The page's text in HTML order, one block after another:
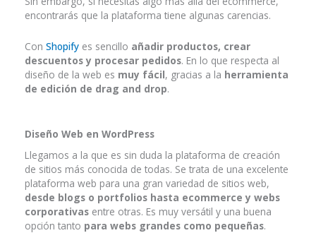
encontrarás que la plataforma tiene algunas carencias.
Con Shopify es sencillo añadir productos, crear
descuentos y procesar pedidos. En lo que respecta al
diseño de la web es muy fácil, gracias a la herramienta
de edición de drag and drop.
Diseño Web en WordPress
Llegamos a la que es sin duda la plataforma de creación
de sitios más conocida de todas. Se trata de una excelente
plataforma web para una gran variedad de sitios web,
desde blogs o portfolios hasta ecommerce y webs
corporativas entre otras. Es muy versátil y una buena
opción tanto para webs grandes como pequeñas.